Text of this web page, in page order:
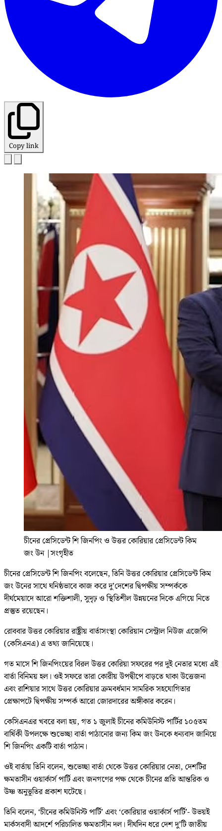
Copy link
চীনের প্রেসিডেন্ট শি জিনপিং ও উত্তর কোরিয়ার প্রেসিডেন্ট কিম
জং উন |সংগৃহীত
চীনের প্রেসিডেন্ট শি জিনপিং বলেছেন, তিনি উত্তর কোরিয়ার প্রেসিডেন্ট কিম
জং উনের সাথে ঘনিষ্ঠভাবে কাজ করে দু’দেশের দ্বিপক্ষীয় সম্পর্ককে
দীর্ঘমেয়াদে আরো শক্তিশালী, সুদৃঢ় ও স্থিতিশীল উন্নয়নের দিকে এগিয়ে নিতে
প্রস্তুত রয়েছেন।
রোববার উত্তর কোরিয়ার রাষ্ট্রীয় বার্তাসংস্থা কোরিয়ান সেন্ট্রাল নিউজ এজেন্সি
(কেসিএনএ) এ তথ্য জানিয়েছে।
গত মাসে শি জিনপিংয়ের বিরল উত্তর কোরিয়া সফরের পর দুই নেতার মধ্যে এই
বার্তা বিনিময় হল। ওই সফরে তারা কোরীয় উপদ্বীপে বাড়তে থাকা উত্তেজনা
এবং রাশিয়ার সাথে উত্তর কোরিয়ার ক্রমবর্ধমান সামরিক সহযোগিতার
প্রেক্ষাপটে দ্বিপক্ষীয় সম্পর্ক আরো জোরদারের অঙ্গীকার করেন।
কেসিএনএর খবরে বলা হয়, গত ১ জুলাই চীনের কমিউনিস্ট পার্টির ১০৫তম
বার্ষিকী উপলক্ষে শুভেচ্ছা বার্তা পাঠানোর জন্য কিম জং উনকে ধন্যবাদ জানিয়ে
শি জিনপিং একটি বার্তা পাঠান।
ওই বার্তায় তিনি বলেন, শুভেচ্ছা বার্তা থেকে উত্তর কোরিয়ার নেতা, দেশটির
ক্ষমতাসীন ওয়ার্কার্স পার্টি এবং জনগণের পক্ষ থেকে চীনের প্রতি আন্তরিক ও
উষ্ণ অনুভূতির প্রকাশ ঘটেছে।
তিনি বলেন, ‘চীনের কমিউনিস্ট পার্টি’ এবং ‘কোরিয়ার ওয়ার্কার্স পার্টি’- উভয়ই
মার্কসবাদী আদর্শে পরিচালিত ক্ষমতাসীন দল। দীর্ঘদিন ধরে দেশ দু’টি জাতীয়